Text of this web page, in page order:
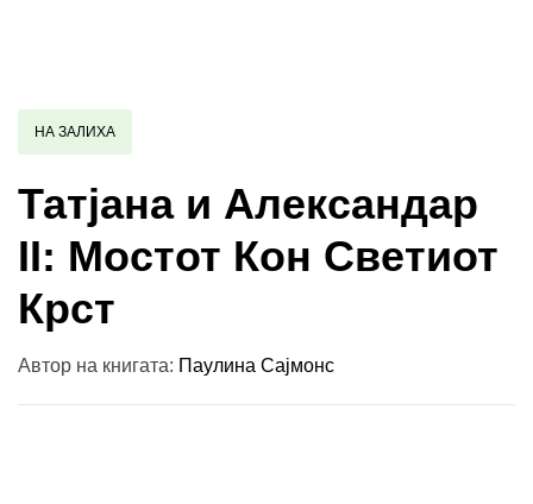
НА ЗАЛИХА
Татјана и Александар
II: Мостот Кон Светиот
Крст
Автор на книгата: Паулина Сајмонс